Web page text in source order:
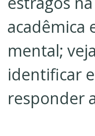
acadêmica
mental;
identificar
responder